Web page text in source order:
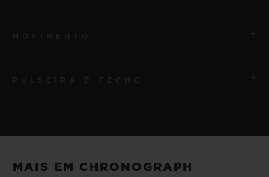
RESERVA DE MARCHA
PULSEIRA
MAIS EM CHRONOGRAPH